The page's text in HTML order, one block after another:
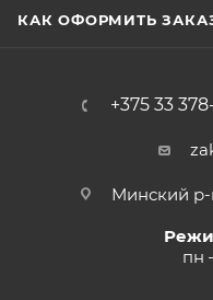
КАК ОФОРМИТЬ
+375 33
Минский р-
пн